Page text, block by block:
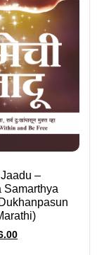
–
Samarthya